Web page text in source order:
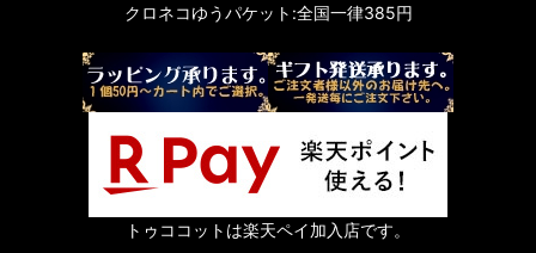
クロネコゆうパケット:全国一律385円
トゥココットは楽天ペイ加入店です。